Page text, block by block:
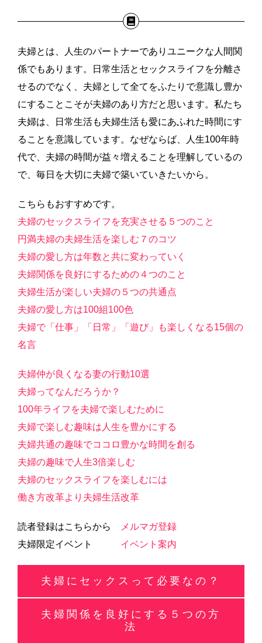
夫婦とは、人生のパートナーでありユニークな人間関
係でもあります。日常生活とセックスライフを分離さ
せるのでなく、夫婦として全てをふたりで意識し豊か
にすることこそが夫婦のあり方だと思います。私たち
夫婦は、日常生活も夫婦生活も愛にあふれた時間にす
ることを意識しています。なぜならば、人生100年時
代で、夫婦の時間が益々増えることを理解しているの
で、毎日を大切に夫婦で築いていきたいから。
こちらもおすすめです。
夫婦のセックスライフを充実させる５つのこと
円満夫婦の夫婦生活を楽しむ７のコツ
夫婦の愛し方は年数と共に変わっていく
夫婦関係を良好にするための４つのこと
夫婦生活が楽しい夫婦の５つの共通点
夫婦の愛し方は100組100色
夫婦で「仕事」「日常」「遊び」も楽しくなる15個の
名言
夫婦仲が良くなる妻の行動10選
夫婦ってなんだろうか？
100年ライフを夫婦で楽しむために
夫婦で楽しむ趣味は人生を豊かにする
夫婦共通の趣味でココロ豊かな時間を創る
夫婦の趣味で人生3倍楽しむ
夫婦のセックスライフを楽しむには
働き方改革より夫婦生活改革
読者登録はこちらから
メルマガ登録
夫婦限定イベント イベント案内
夫婦にセックスって必要なの？
夫婦関係を良好にする５つの方
法